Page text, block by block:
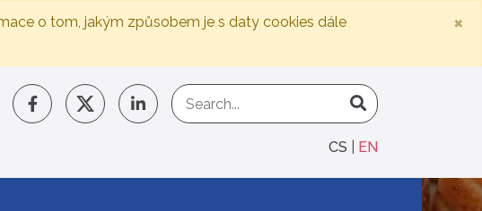
o tom, jakým způsobem je s daty cookies dále
×
CS EN